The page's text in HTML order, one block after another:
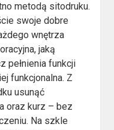
metodą sitodruku.
swoje dobre
wnętrza
jaką
pełnienia funkcji
funkcjonalna. Z
usunąć
oraz kurz – bez
Na szkle